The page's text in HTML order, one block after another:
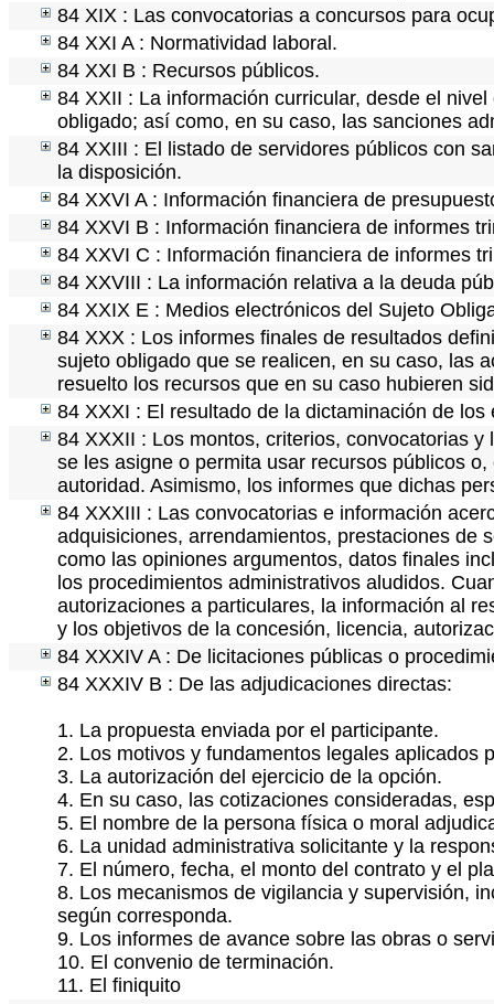
84 XIX : Las convocatorias a concursos para
84 XXI A : Normatividad laboral.
84 XXI B : Recursos públicos.
84 XXII : La información curricular, desde el
obligado; así como, en su caso, las sanciones
84 XXIII : El listado de servidores públicos con
la disposición.
84 XXVI A : Información financiera de
84 XXVI B : Información financiera de informes
84 XXVI C : Información financiera de informes
84 XXVIII : La información relativa a la deuda
84 XXIX E : Medios electrónicos del Sujeto
84 XXX : Los informes finales de resultados
sujeto obligado que se realicen, en su caso, las
resuelto los recursos que en su caso hubieren
84 XXXI : El resultado de la dictaminación de los
84 XXXII : Los montos, criterios, convocatorias
se les asigne o permita usar recursos públicos
autoridad. Asimismo, los informes que dichas
84 XXXIII : Las convocatorias e información
adquisiciones, arrendamientos, prestaciones de
como las opiniones argumentos, datos finales
los procedimientos administrativos aludidos.
autorizaciones a particulares, la información al
y los objetivos de la concesión, licencia,
84 XXXIV A : De licitaciones públicas o
84 XXXIV B : De las adjudicaciones directas:
1. La propuesta enviada por el participante.
2. Los motivos y fundamentos legales aplicados
3. La autorización del ejercicio de la opción.
4. En su caso, las cotizaciones consideradas,
5. El nombre de la persona física o moral
6. La unidad administrativa solicitante y la
7. El número, fecha, el monto del contrato y el
8. Los mecanismos de vigilancia y supervisión,
según corresponda.
9. Los informes de avance sobre las obras o
10. El convenio de terminación.
11. El finiquito